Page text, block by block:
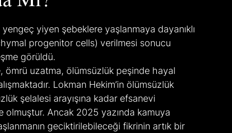
yiyen şebeklere yaşlanmaya dayanıklı
progenitor cells) verilmesi sonucu
görüldü.
ömrü uzatma, ölümsüzlük peşinde hayal
Lokman Hekim’in ölümsüzlük
şelalesi arayışına kadar efsanevi
olmuştur. Ancak 2025 yazında kamuya
geciktirilebileceği fikrinin artık bir